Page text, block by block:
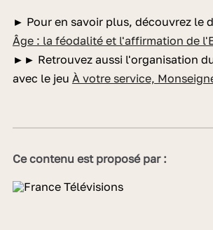
► Pour en savoir plus, découvrez le
Âge : la féodalité et l'affirmation de
►► Retrouvez aussi l'organisation
avec le jeu À votre service,
Ce contenu est proposé par :